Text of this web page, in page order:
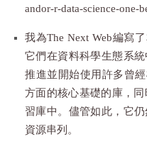
andor-r-data-science-one-
我為The Next Web編寫
它們在資料科學生態系
推進並開始使用許多曾
方面的核心基礎的庫，
習庫中。儘管如此，它
資源串列。